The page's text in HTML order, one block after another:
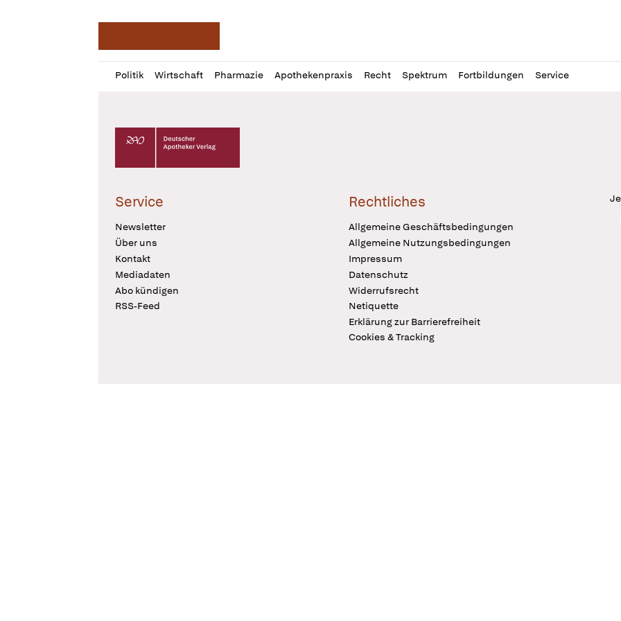
Politik Wirtschaft Pharmazie Apothekenpraxis Recht Spektrum Fortbildungen Service
Profil
öffnen
Daz
Pur
Deutscher Apotheker Verlag Logo
Service
Newsletter
Über uns
Kontakt
Mediadaten
Abo kündigen
RSS-Feed
Rechtliches
Allgemeine Geschäftsbedingungen
Allgemeine Nutzungsbedingungen
Impressum
Datenschutz
Widerrufsrecht
Netiquette
Erklärung zur Barrierefreiheit
Cookies & Tracking